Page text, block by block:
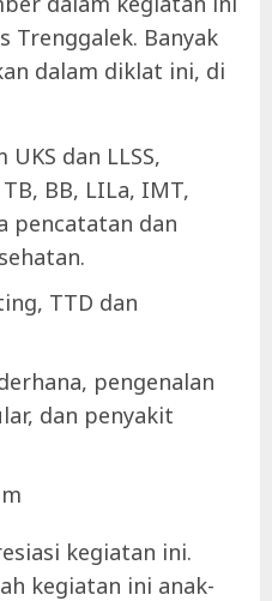
Trenggalek. Banyak
dalam diklat ini, di
dan LLSS,
BB, LILa, IMT,
pencatatan dan
TTD dan
pengenalan
dan penyakit
kegiatan ini.
kegiatan ini anak-